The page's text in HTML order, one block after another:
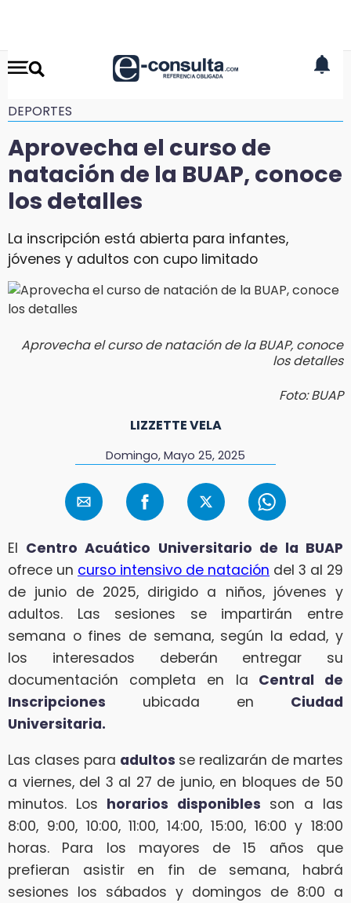
DEPORTES
Aprovecha el curso de
natación de la BUAP, conoce
los detalles
La inscripción está abierta para infantes,
jóvenes y adultos con cupo limitado
Aprovecha el curso de natación de la BUAP, conoce
los detalles
Foto: BUAP
LIZZETTE VELA
Domingo, Mayo 25, 2025
El Centro Acuático Universitario de la BUAP
ofrece un curso intensivo de natación del 3 al 29
de junio de 2025, dirigido a niños, jóvenes y
adultos. Las sesiones se impartirán entre
semana o fines de semana, según la edad, y
los interesados deberán entregar su
documentación completa en la Central de
Inscripciones ubicada en Ciudad
Universitaria.
Las clases para adultos se realizarán de martes
a viernes, del 3 al 27 de junio, en bloques de 50
minutos. Los horarios disponibles son a las
8:00, 9:00, 10:00, 11:00, 14:00, 15:00, 16:00 y 18:00
horas. Para los mayores de 15 años que
prefieran asistir en fin de semana, habrá
sesiones los sábados y domingos de 8:00 a